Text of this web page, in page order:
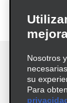
Nosotros
su
Para